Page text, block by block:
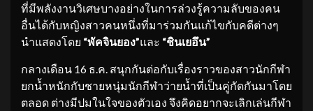
ที่มีพลังงานวิเศษบางอย่างในการล่วงรู้ความลับของคน
อื่นได้กับหญิงสาวคนหนึ่งที่มาร่วมกันแก้ไขกับคดีต่างๆ
นำแสดงโดย “พัคจินยอง”และ “ชินเยอึน”
กลางเดือน 16 ธ.ค. สนุกกันต่อกับเรื่องราวของสาวนักกีฬา
ยกน้ำหนักกับชายหนุ่มนักกีฬาว่ายน้ำที่เป็นคู่กัดกันมาโดย
ตลอด ต่างมีปมในใจของตัวเอง จึงคิดอยากจะเลิกเล่นกีฬา